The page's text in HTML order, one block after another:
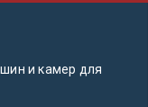
и камер для